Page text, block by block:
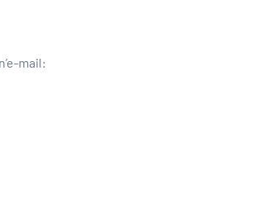
mail: